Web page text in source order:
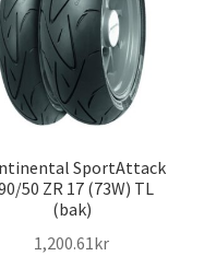
SportAttack
50 ZR 17 (73W) TL
(bak)
1,200.61kr